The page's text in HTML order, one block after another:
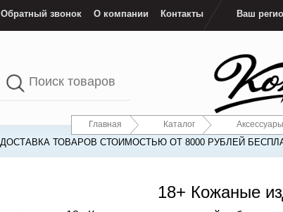
Обратный звонок О компании Контакты Ваш
Главная Каталог
ДОСТАВКА ТОВАРОВ СТОИМОСТЬЮ ОТ 8000 РУБЛЕЙ
18+ Кожаные